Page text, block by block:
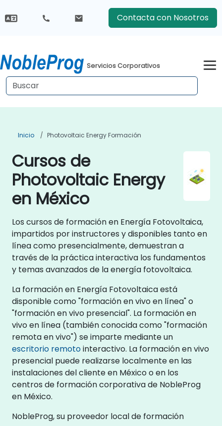
Contacta con Nosotros
Servicios Corporativos
Inicio Photovoltaic Energy Formación
Cursos de
Photovoltaic Energy
en México
Los cursos de formación en Energía Fotovoltaica,
impartidos por instructores y disponibles tanto en
línea como presencialmente, demuestran a
través de la práctica interactiva los fundamentos
y temas avanzados de la energía fotovoltaica.
La formación en Energía Fotovoltaica está
disponible como "formación en vivo en línea" o
"formación en vivo presencial". La formación en
vivo en línea (también conocida como "formación
remota en vivo") se imparte mediante un
escritorio remotointeractivo. La formación en vivo
presencial puede realizarse localmente en las
instalaciones del cliente en México o en los
centros de formación corporativa de NobleProg
en México.
NobleProg, su proveedor local de formación